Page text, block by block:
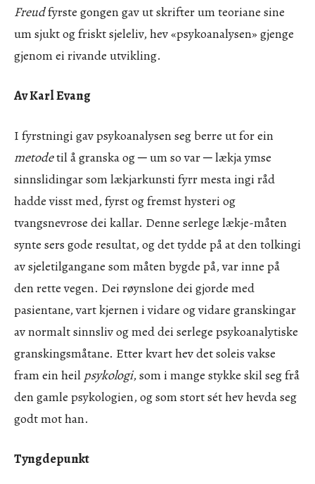
Freudfyrste gongen gav ut skrifter um teoriane sine
um sjukt og friskt sjeleliv, hev «psykoanalysen» gjenge
gjenom ei rivande utvikling.
Av Karl Evang
I fyrstningi gav psykoanalysen seg berre ut for ein
metodetil å granska og ─ um so var ─ lækja ymse
sinnslidingar som lækjarkunsti fyrr mesta ingi råd
hadde visst med, fyrst og fremst hysteri og
tvangsnevrose dei kallar. Denne serlege lækje-måten
synte sers gode resultat, og det tydde på at den tolkingi
av sjeletilgangane som måten bygde på, var inne på
den rette vegen. Dei røynslone dei gjorde med
pasientane, vart kjernen i vidare og vidare granskingar
av normalt sinnsliv og med dei serlege psykoanalytiske
granskingsmåtane. Etter kvart hev det soleis vakse
fram ein heil psykologi, som i mange stykke skil seg frå
den gamle psykologien, og som stort sét hev hevda seg
godt mot han.
Tyngdepunkt